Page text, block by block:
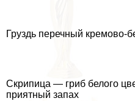
Груздь перечный кремово-
Скрипица — гриб белого
приятный запах